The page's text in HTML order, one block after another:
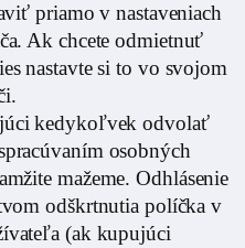
priamo v nastaveniach
Ak chcete odmietnuť
nastavte si to vo svojom
kedykoľvek odvolať
osobných
mažeme. Odhlásenie
odškrtnutia políčka v
(ak kupujúci